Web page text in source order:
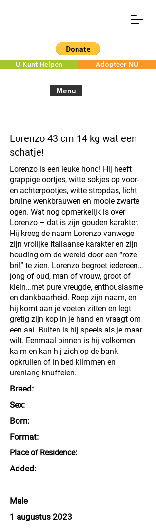
U Kunt Helpen Adopteer NU
Menu
Lorenzo 43 cm 14 kg wat een
schatje!
Lorenzo is een leuke hond! Hij heeft
grappige oortjes, witte sokjes op voor-
en achterpootjes, witte stropdas, licht
bruine wenkbrauwen en mooie zwarte
ogen. Wat nog opmerkelijk is over
Lorenzo – dat is zijn gouden karakter.
Hij kreeg de naam Lorenzo vanwege
zijn vrolijke Italiaanse karakter en zijn
houding om de wereld door een “roze
bril” te zien. Lorenzo begroet iedereen…
jong of oud, man of vrouw, groot of
klein…met pure vreugde, enthousiasme
en dankbaarheid. Roep zijn naam, en
hij komt aan je voeten zitten en legt
gretig zijn kop in je hand en vraagt om
een aai. Buiten is hij speels als je maar
wilt. Eenmaal binnen is hij volkomen
kalm en kan hij zich op de bank
opkrullen of in bed klimmen en
urenlang knuffelen.
Breed:
Sex:
Born:
Format:
Place of Residence:
Added:
Male
1 augustus 2023